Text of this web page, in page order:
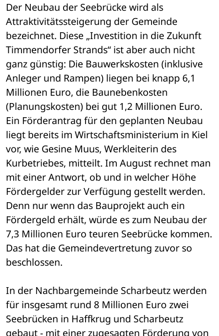
Der Neubau der Seebrücke wird als
Attraktivitätssteigerung der Gemeinde
bezeichnet. Diese „Investition in die Zukunft
Timmendorfer Strands“ ist aber auch nicht
ganz günstig: Die Bauwerkskosten (inklusive
Anleger und Rampen) liegen bei knapp 6,1
Millionen Euro, die Baunebenkosten
(Planungskosten) bei gut 1,2 Millionen Euro.
Ein Förderantrag für den geplanten Neubau
liegt bereits im Wirtschaftsministerium in Kiel
vor, wie Gesine Muus, Werkleiterin des
Kurbetriebes, mitteilt. Im August rechnet man
mit einer Antwort, ob und in welcher Höhe
Fördergelder zur Verfügung gestellt werden.
Denn nur wenn das Bauprojekt auch ein
Fördergeld erhält, würde es zum Neubau der
7,3 Millionen Euro teuren Seebrücke kommen.
Das hat die Gemeindevertretung zuvor so
beschlossen.
In der Nachbargemeinde Scharbeutz werden
für insgesamt rund 8 Millionen Euro zwei
Seebrücken in Haffkrug und Scharbeutz
gebaut - mit einer zugesagten Förderung von